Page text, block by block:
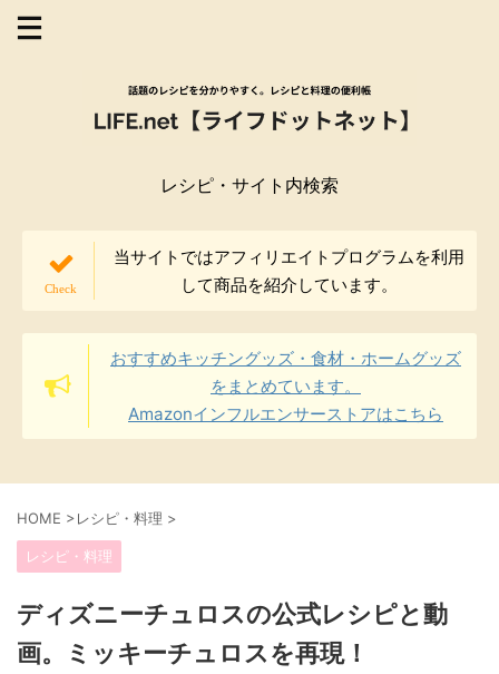
レシピ・サイト内検索
当サイトではアフィリエイトプログラムを利用
して商品を紹介しています。
おすすめキッチングッズ・食材・ホームグッズ
をまとめています。
Amazonインフルエンサーストアはこちら
HOME >レシピ・料理 >
レシピ・料理
ディズニーチュロスの公式レシピと動
画。ミッキーチュロスを再現！